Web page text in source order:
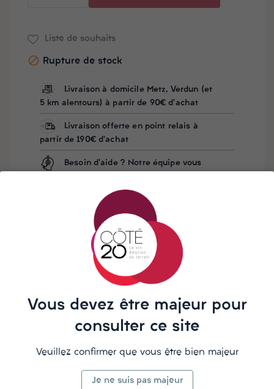
Liste de souhaits
 Rupture de stock
Livraison à domicile Metz, Verdun (et
5 km alentours) à partir de 90€ d'achat
Livraison offerte en point relais à
partir de 190€ d'achat
Besoin d'aide ? Notre équipe vous
La Bénédictine de 1550, composée de 27 épices.
C’est le moine vénitien Dom Bernardo Vincelli, alchimiste
et herboriste, qui distillait un mélange de plantes
médicinales venues de Normandie.
La description
Vous devez être majeur pour
consulter ce site
Veuillez confirmer que vous être bien majeur
Je ne suis pas majeur